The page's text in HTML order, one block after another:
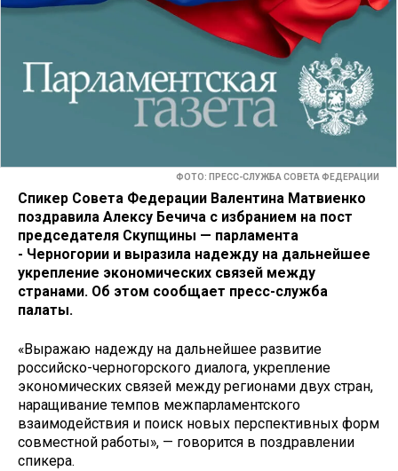
ФОТО: ПРЕСС-СЛУЖБА СОВЕТА ФЕДЕРАЦИИ
Спикер Совета Федерации Валентина Матвиенко
поздравила Алексу Бечича с избранием на пост
председателя Скупщины — парламента
- Черногории и выразила надежду на дальнейшее
укрепление экономических связей между
странами. Об этом сообщает пресс-служба
палаты.
«Выражаю надежду на дальнейшее развитие
российско-черногорского диалога, укрепление
экономических связей между регионами двух стран,
наращивание темпов межпарламентского
взаимодействия и поиск новых перспективных форм
совместной работы», — говорится в поздравлении
спикера.